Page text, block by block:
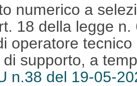
numerico a
18 della legge
operatore
supporto, a
n.38 del 19-05-